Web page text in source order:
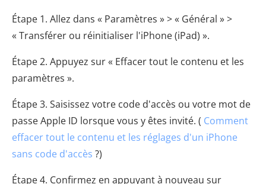
Étape 1. Allez dans « Paramètres » > « Général » >
« Transférer ou réinitialiser l'iPhone (iPad) ».
Étape 2. Appuyez sur « Effacer tout le contenu et les
paramètres ».
Étape 3. Saisissez votre code d'accès ou votre mot de
passe Apple ID lorsque vous y êtes invité. ( Comment
effacer tout le contenu et les réglages d'un iPhone
sans code d'accès ?)
Étape 4. Confirmez en appuyant à nouveau sur